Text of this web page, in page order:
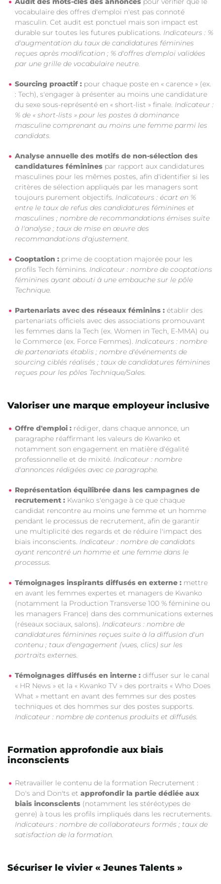
vocabulaire des offres d'emploi n'est pas connoté
masculin. Cet audit est ponctuel mais son impact est
durable sur toutes les futures publications. Indicateurs : %
d'augmentation du taux de candidatures féminines
reçues après modification ; % d'offres d'emploi validées
par une grille de vocabulaire neutre.
Sourcing proactif : pour chaque poste en « carence » (ex.
: Tech), s'engager à présenter au moins une candidature
du sexe sous-représenté en « short-list » finale. Indicateur :
% de « short-lists » pour les postes à dominance
masculine comprenant au moins une femme parmi les
candidats.
Analyse annuelle des motifs de non-sélection des
candidatures féminines par rapport aux candidatures
masculines pour les mêmes postes, afin d'identifier si les
critères de sélection appliqués par les managers sont
toujours purement objectifs. Indicateurs : écart en %
entre le taux de refus des candidatures féminines et
masculines ; nombre de recommandations émises suite
à l'analyse ; taux de mise en œuvre des
recommandations d'ajustement.
Cooptation : prime de cooptation majorée pour les
profils Tech féminins. Indicateur : nombre de cooptations
féminines ayant abouti à une embauche sur le pôle
Technique.
Partenariats avec des réseaux féminins : établir des
partenariats officiels avec des associations promouvant
les femmes dans la Tech (ex. Women in Tech, E-MMA) ou
le Commerce (ex. Force Femmes). Indicateurs : nombre
de partenariats établis ; nombre d'événements de
sourcing ciblés réalisés ; taux de candidatures féminines
reçues pour les pôles Technique/Sales.
Valoriser une marque employeur inclusive
Offre d'emploi : rédiger, dans chaque annonce, un
paragraphe réaffirmant les valeurs de Kwanko et
notamment son engagement en matière d'égalité
professionnelle et de mixité. Indicateur : nombre
d'annonces rédigées avec ce paragraphe.
Représentation équilibrée dans les campagnes de
recrutement : Kwanko s'engage à ce que chaque
candidat rencontre au moins une femme et un homme
pendant le processus de recrutement, afin de garantir
une multiplicité des regards et de réduire l'impact des
biais inconscients. Indicateur : nombre de candidats
ayant rencontré un homme et une femme dans le
processus.
Témoignages inspirants diffusés en externe : mettre
en avant les femmes expertes et managers de Kwanko
(notamment la Production Transverse 100 % féminine ou
les managers France) dans des communications externes
(réseaux sociaux, salons). Indicateurs : nombre de
candidatures féminines reçues suite à la diffusion d'un
contenu ; taux d'engagement (vues, clics) sur les
portraits externes.
Témoignages diffusés en interne : diffuser sur le canal
« HR News » et la « Kwanko TV » des portraits « Who Does
What » mettant en avant des femmes sur des postes
techniques et des hommes sur des postes supports.
Indicateur : nombre de contenus produits et diffusés.
Formation approfondie aux biais
inconscients
Retravailler le contenu de la formation Recrutement :
Do's and Don'ts et approfondir la partie dédiée aux
biais inconscients (notamment les stéréotypes de
genre) à tous les profils impliqués dans les recrutements.
Indicateurs : nombre de collaborateurs formés ; taux de
satisfaction de la formation.
Sécuriser le vivier « Jeunes Talents »